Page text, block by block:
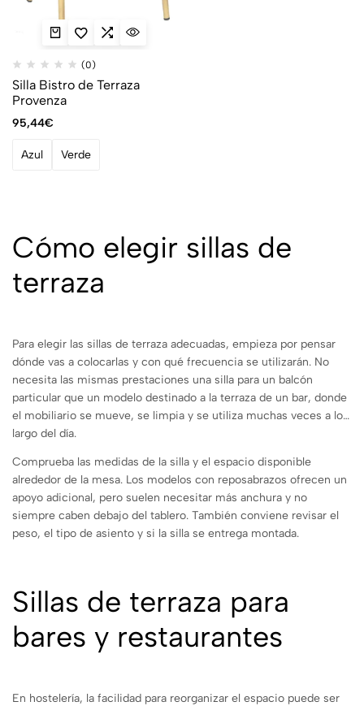
(0)
Silla Bistro de Terraza
Provenza
95,44€
Azul Verde
Cómo elegir sillas de
terraza
Para elegir las sillas de terraza adecuadas, empieza por pensar
dónde vas a colocarlas y con qué frecuencia se utilizarán. No
necesita las mismas prestaciones una silla para un balcón
particular que un modelo destinado a la terraza de un bar, donde
el mobiliario se mueve, se limpia y se utiliza muchas veces a lo
largo del día.
Comprueba las medidas de la silla y el espacio disponible
alrededor de la mesa. Los modelos con reposabrazos ofrecen un
apoyo adicional, pero suelen necesitar más anchura y no
siempre caben debajo del tablero. También conviene revisar el
peso, el tipo de asiento y si la silla se entrega montada.
Sillas de terraza para
bares y restaurantes
En hostelería, la facilidad para reorganizar el espacio puede ser